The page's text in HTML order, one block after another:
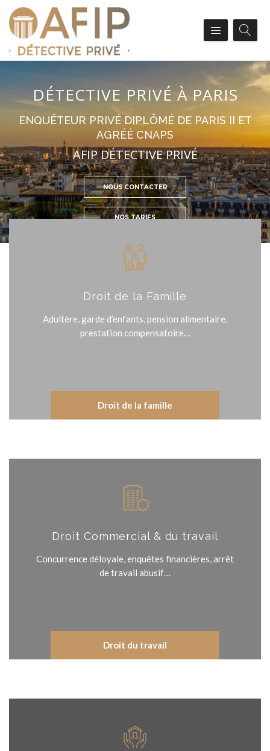
DÉTECTIVE PRIVÉ À PARIS
ENQUÊTEUR PRIVÉ DIPLÔMÉ DE PARIS II ET
AGRÉÉ CNAPS
AFIP DÉTECTIVE PRIVÉ
NOUS CONTACTER
NOS TARIFS
Droit de la Famille
Adultère, garde d’enfants, pension alimentaire,
prestation compensatoire…
Droit de la famille
Droit Commercial & du travail
Concurrence déloyale, enquêtes financières, arrêt
de travail abusif…
Droit du travail